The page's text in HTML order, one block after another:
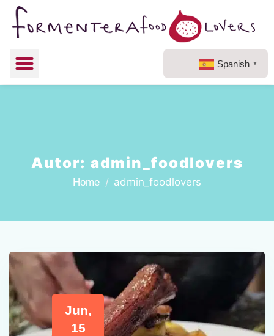
Spanish ▼
Autor: admin_foodlovers
Home admin_foodlovers
Jun,
15